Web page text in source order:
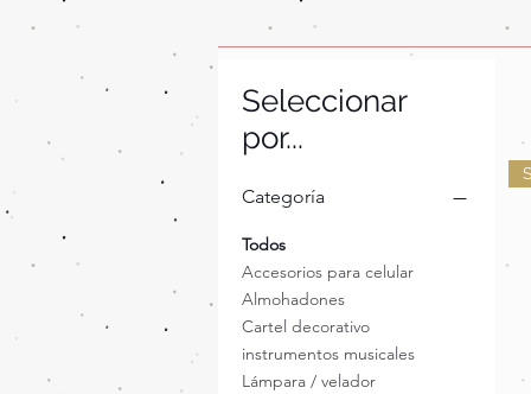
Seleccionar
por...
Categoría
Todos
Accesorios para celular
Almohadones
Cartel decorativo
instrumentos musicales
Lámpara / velador